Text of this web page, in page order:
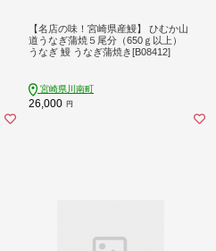
【名店の味！宮崎県産鰻】 ひむか山
道うなぎ蒲焼５尾分（650ｇ以上）
うなぎ 鰻 うなぎ蒲焼き[B08412]
宮崎県川南町
26,000 円